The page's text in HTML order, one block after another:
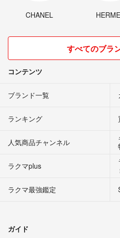
CHANEL
すべてのブラ
コンテンツ
ブランド一覧
ランキング
人気商品チャンネル
ラクマplus
ラクマ最強鑑定
ガイド